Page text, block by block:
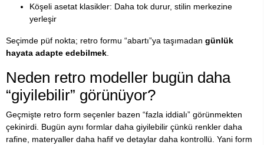
Köşeli asetat klasikler: Daha tok durur, stilin merkezine
yerleşir
Seçimde püf nokta; retro formu “abartı”ya taşımadan günlük
hayata adapte edebilmek.
Neden retro modeller bugün daha
“giyilebilir” görünüyor?
Geçmişte retro form seçenler bazen “fazla iddialı” görünmekten
çekinirdi. Bugün aynı formlar daha giyilebilir çünkü renkler daha
rafine, materyaller daha hafif ve detaylar daha kontrollü. Yani form